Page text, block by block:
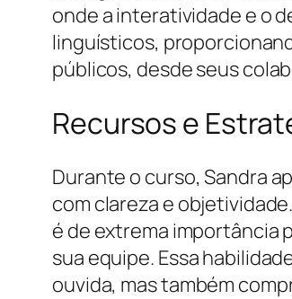
onde a interatividade e o
linguísticos,
públicos, desde seus
Recursos e
Durante o curso, Sandra
com clareza e
é de extrema importância
sua equipe. Essa
ouvida, mas também